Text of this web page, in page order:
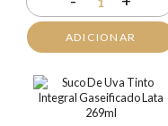
ADICIONAR